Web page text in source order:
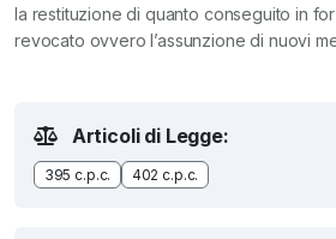
la restituzione di quanto conseguito in
revocato ovvero l’assunzione di nuovi
Articoli di Legge:
395 c.p.c. 402 c.p.c.